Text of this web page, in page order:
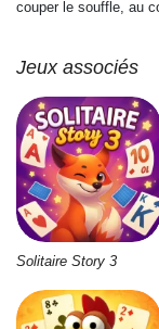
couper le souffle, au
Jeux associés
Solitaire Story 3